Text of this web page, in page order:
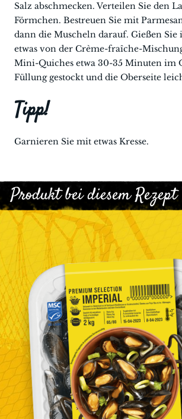
Salz abschmecken. Verteilen Sie den
Förmchen. Bestreuen Sie mit
dann die Muscheln darauf. Gießen Sie
etwas von der Crème-fraîche-
Mini-Quiches etwa 30-35 Minuten im
Füllung gestockt und die Oberseite
Tipp!
Garnieren Sie mit etwas Kresse.
Produkt bei diesem Rezept